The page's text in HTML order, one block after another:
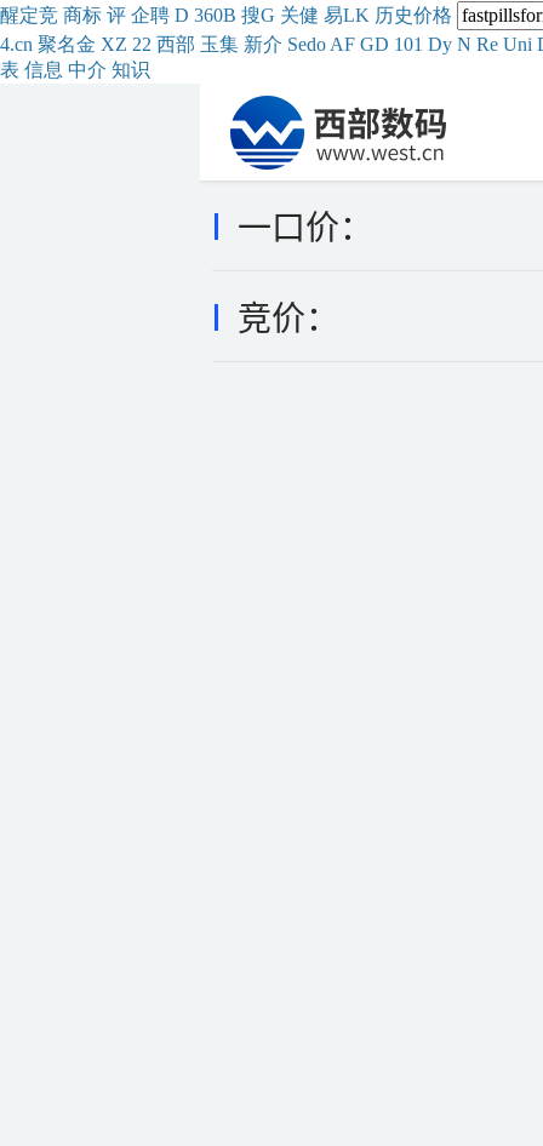
醒定竞 商标 评 企聘 D 360B 搜G 关健 易LK 历史价格
4.cn 聚名金 XZ 22 西部 玉集 新介 Sedo AF GD 101 Dy N Re Uni
表 信息 中介 知识